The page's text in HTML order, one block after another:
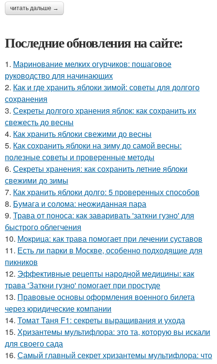
читать дальше →
Последние обновления на сайте:
1. Маринование мелких огурчиков: пошаговое
руководство для начинающих
2. Как и где хранить яблоки зимой: советы для долгого
сохранения
3. Секреты долгого хранения яблок: как сохранить их
свежесть до весны
4. Как хранить яблоки свежими до весны
5. Как сохранить яблоки на зиму до самой весны:
полезные советы и проверенные методы
6. Секреты хранения: как сохранить летние яблоки
свежими до зимы
7. Как хранить яблоки долго: 5 проверенных способов
8. Бумага и солома: неожиданная пара
9. Трава от поноса: как заваривать 'заткни гузно' для
быстрого облегчения
10. Мокрица: как трава помогает при лечении суставов
11. Есть ли парки в Москве, особенно подходящие для
пикников
12. Эффективные рецепты народной медицины: как
трава 'Заткни гузно' помогает при простуде
13. Правовые основы оформления военного билета
через юридические компании
14. Томат Таня F1: секреты выращивания и ухода
15. Хризантемы мультифлора: это та, которую вы искали
для своего сада
16. Самый главный секрет хризантемы мультифлора: что